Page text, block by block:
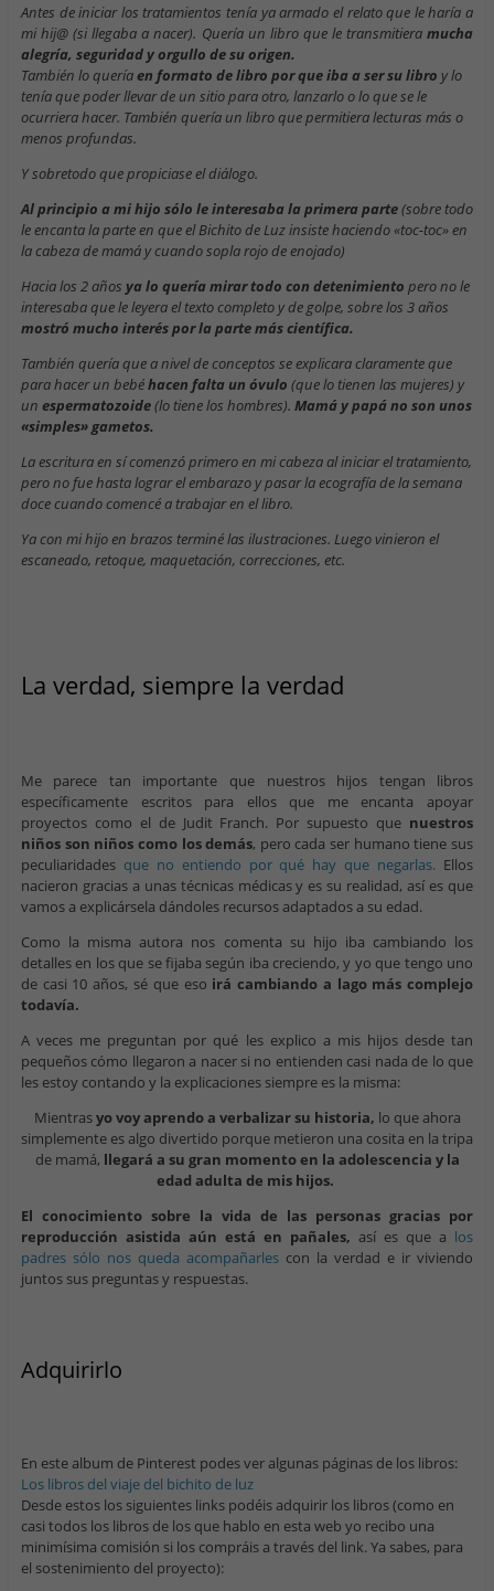
Antes de iniciar los tratamientos tenía ya armado el relato que le haría a
mi hij@ (si llegaba a nacer). Quería un libro que le transmitieramucha
alegría, seguridad y orgullo de su origen.
También lo queríaen formato de libro por que iba a ser su libro y lo
tenía que poder llevar de un sitio para otro, lanzarlo o lo que se le
ocurriera hacer. También quería un libro que permitiera lecturas más o
menos profundas.
Y sobretodo que propiciase el diálogo.
Al principio a mi hijo sólo le interesaba la primera parte(sobre todo
le encanta la parte en que el Bichito de Luz insiste haciendo «toc-toc» en
la cabeza de mamá y cuando sopla rojo de enojado)
Hacia los 2 años ya lo quería mirar todo con detenimiento pero no le
interesaba que le leyera el texto completo y de golpe, sobre los 3 años
mostró mucho interés por la parte más científica.
También quería que a nivel de conceptos se explicara claramente que
para hacer un bebéhacen falta un óvulo (que lo tienen las mujeres) y
un espermatozoide(lo tiene los hombres). Mamá y papá no son unos
«simples» gametos.
La escritura en sí comenzó primero en mi cabeza al iniciar el tratamiento,
pero no fue hasta lograr el embarazo y pasar la ecografía de la semana
doce cuando comencé a trabajar en el libro.
Ya con mi hijo en brazos terminé las ilustraciones. Luego vinieron el
escaneado, retoque, maquetación, correcciones, etc.
La verdad, siempre la verdad
Me parece tan importante que nuestros hijos tengan libros
específicamente escritos para ellos que me encanta apoyar
proyectos como el de Judit Franch. Por supuesto que nuestros
niños son niños como los demás, pero cada ser humano tiene sus
peculiaridades que no entiendo por qué hay que negarlas. Ellos
nacieron gracias a unas técnicas médicas y es su realidad, así es que
vamos a explicársela dándoles recursos adaptados a su edad.
Como la misma autora nos comenta su hijo iba cambiando los
detalles en los que se fijaba según iba creciendo, y yo que tengo uno
de casi 10 años, sé que eso irá cambiando a lago más complejo
todavía.
A veces me preguntan por qué les explico a mis hijos desde tan
pequeños cómo llegaron a nacer si no entienden casi nada de lo que
les estoy contando y la explicaciones siempre es la misma:
Mientrasyo voy aprendo a verbalizar su historia, lo que ahora
simplemente es algo divertido porque metieron una cosita en la tripa
de mamá, llegará a su gran momento en la adolescencia y la
edad adulta de mis hijos.
El conocimiento sobre la vida de las personas gracias por
reproducción asistida aún está en pañales, así es que a los
padres sólo nos queda acompañarles con la verdad e ir viviendo
juntos sus preguntas y respuestas.
Adquirirlo
En este album de Pinterest podes ver algunas páginas de los libros:
Los libros del viaje del bichito de luz
Desde estos los siguientes links podéis adquirir los libros (como en
casi todos los libros de los que hablo en esta web yo recibo una
minimísima comisión si los compráis a través del link. Ya sabes, para
el sostenimiento del proyecto):